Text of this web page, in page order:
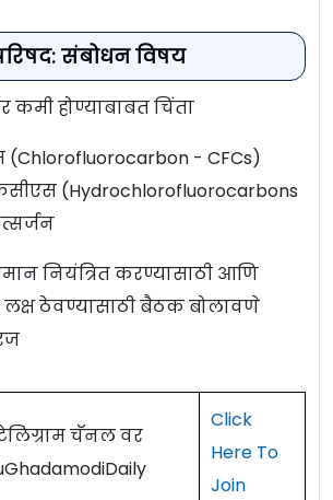
संबोधन विषय
कमी होण्याबाबत चिंता
- CFCs)
(Hydrochlorofluorocarbons
नियंत्रित करण्यासाठी आणि
लक्ष ठेवण्यासाठी बैठक बोलावणे
चॅनल वर
Click
Here To
Join